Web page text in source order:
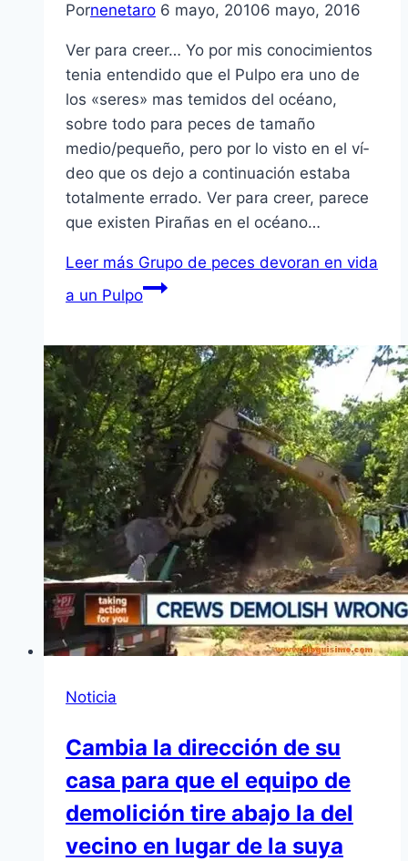
Pornenetaro 6 mayo, 20106 mayo, 2016
Ver para creer… Yo por mis conocimientos
tenia entendido que el Pulpo era uno de
los «seres» mas temidos del océano,
sobre todo para peces de tamaño
medio/pequeño, pero por lo visto en el ví­
deo que os dejo a continuación estaba
totalmente errado. Ver para creer, parece
que existen Pirañas en el océano…
Leer más Grupo de peces devoran en vida
a un Pulpo
Noticia
Cambia la dirección de su
casa para que el equipo de
demolición tire abajo la del
vecino en lugar de la suya